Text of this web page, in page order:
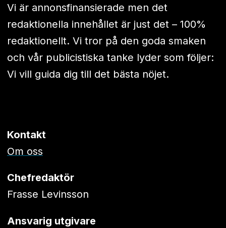
Vi är annonsfinansierade men det
redaktionella innehållet är just det – 100%
redaktionellt. Vi tror på den goda smaken
och vår publicistiska tanke lyder som följer:
Vi vill guida dig till det bästa nöjet.
Kontakt
Om oss
Chefredaktör
Frasse Levinsson
Ansvarig utgivare